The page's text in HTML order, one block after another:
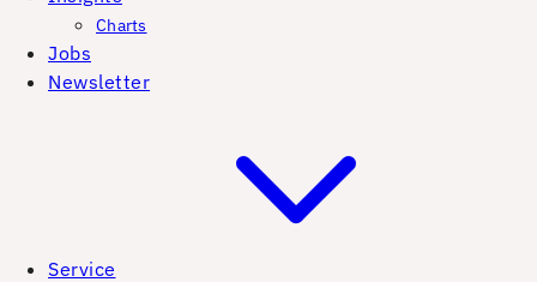
Charts
Jobs
Newsletter
Service